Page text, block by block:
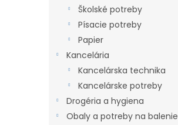
Školské potreby
Písacie potreby
Papier
Kancelária
Kancelárska technika
Kancelárske potreby
Drogéria a hygiena
Obaly a potreby na balenie